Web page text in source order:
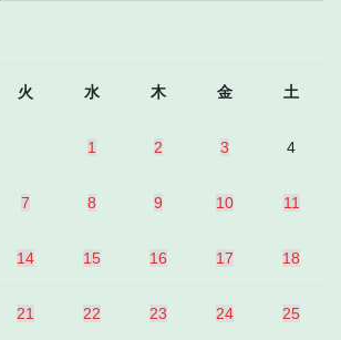
火 水 木 金 土
1 2 3 4
7 8 9 10 11
14 15 16 17 18
21 22 23 24 25